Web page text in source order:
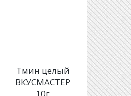
Тмин целый
ВКУСМАСТЕР
Карри